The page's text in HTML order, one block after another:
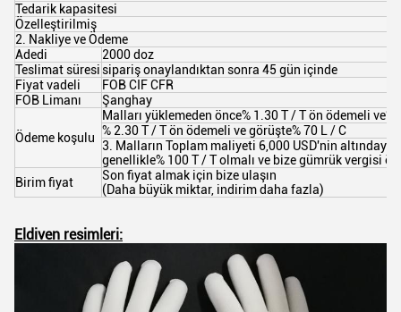
Tedarik kapasitesi
Özelleştirilmiş
2. Nakliye ve Ödeme
Adedi
2000 doz
Teslimat süresisipariş onaylandıktan sonra 45 gün içinde
Fiyat vadeli
FOB CIF CFR
FOB Limanı
Şanghay
Ödeme koşulu
Malları yüklemeden önce% 1.30 T / T ön ödemeli ve%
% 2.30 T / T ön ödemeli ve görüşte% 70 L / C
3. Malların Toplam maliyeti 6,000 USD'nin
genellikle% 100 T / T olmalı ve bize gümrük vergisi
Birim fiyat
Son fiyat almak için bize ulaşın
(Daha büyük miktar, indirim daha fazla)
Eldiven resimleri: